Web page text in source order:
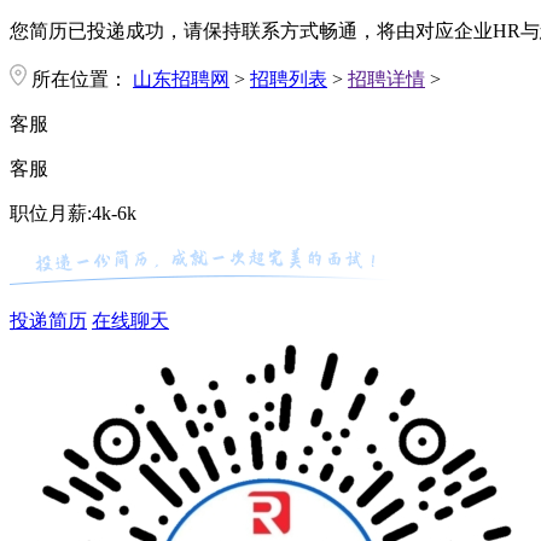
您简历已投递成功，请保持联系方式畅通，将由对应企业HR
所在位置： 山东招聘网 > 招聘列表 > 招聘详情 >
客服
客服
职位月薪:4k-6k
投递简历 在线聊天